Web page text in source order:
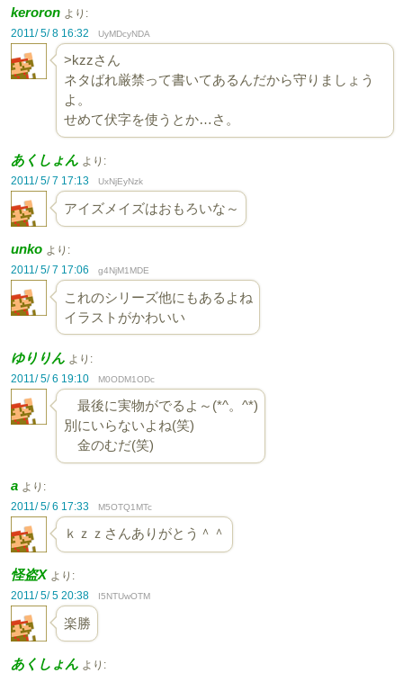
keroron より:
2011/ 5/ 8 16:32
UyMDcyNDA
>kzzさん
ネタばれ厳禁って書いてあるんだから守りましょう
よ。
せめて伏字を使うとか…さ。
あくしょん より:
2011/ 5/ 7 17:13
UxNjEyNzk
アイズメイズはおもろいな～
unko より:
2011/ 5/ 7 17:06
g4NjM1MDE
これのシリーズ他にもあるよね
イラストがかわいい
ゆりりん より:
2011/ 5/ 6 19:10
M0ODM1ODc
最後に実物がでるよ～(*^。^*)
別にいらないよね(笑)
金のむだ(笑)
a より:
2011/ 5/ 6 17:33
M5OTQ1MTc
ｋｚｚさんありがとう＾＾
怪盗X より:
2011/ 5/ 5 20:38
I5NTUwOTM
楽勝
あくしょん より: